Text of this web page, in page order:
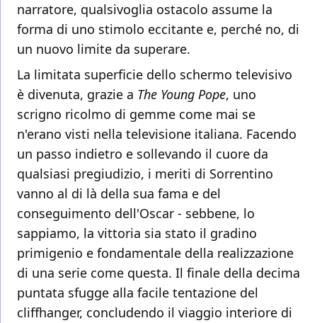
narratore, qualsivoglia ostacolo assume la
forma di uno stimolo eccitante e, perché no, di
un nuovo limite da superare.
La limitata superficie dello schermo televisivo
è divenuta, grazie a The Young Pope, uno
scrigno ricolmo di gemme come mai se
n'erano visti nella televisione italiana. Facendo
un passo indietro e sollevando il cuore da
qualsiasi pregiudizio, i meriti di Sorrentino
vanno al di là della sua fama e del
conseguimento dell'Oscar - sebbene, lo
sappiamo, la vittoria sia stato il gradino
primigenio e fondamentale della realizzazione
di una serie come questa. Il finale della decima
puntata sfugge alla facile tentazione del
cliffhanger, concludendo il viaggio interiore di